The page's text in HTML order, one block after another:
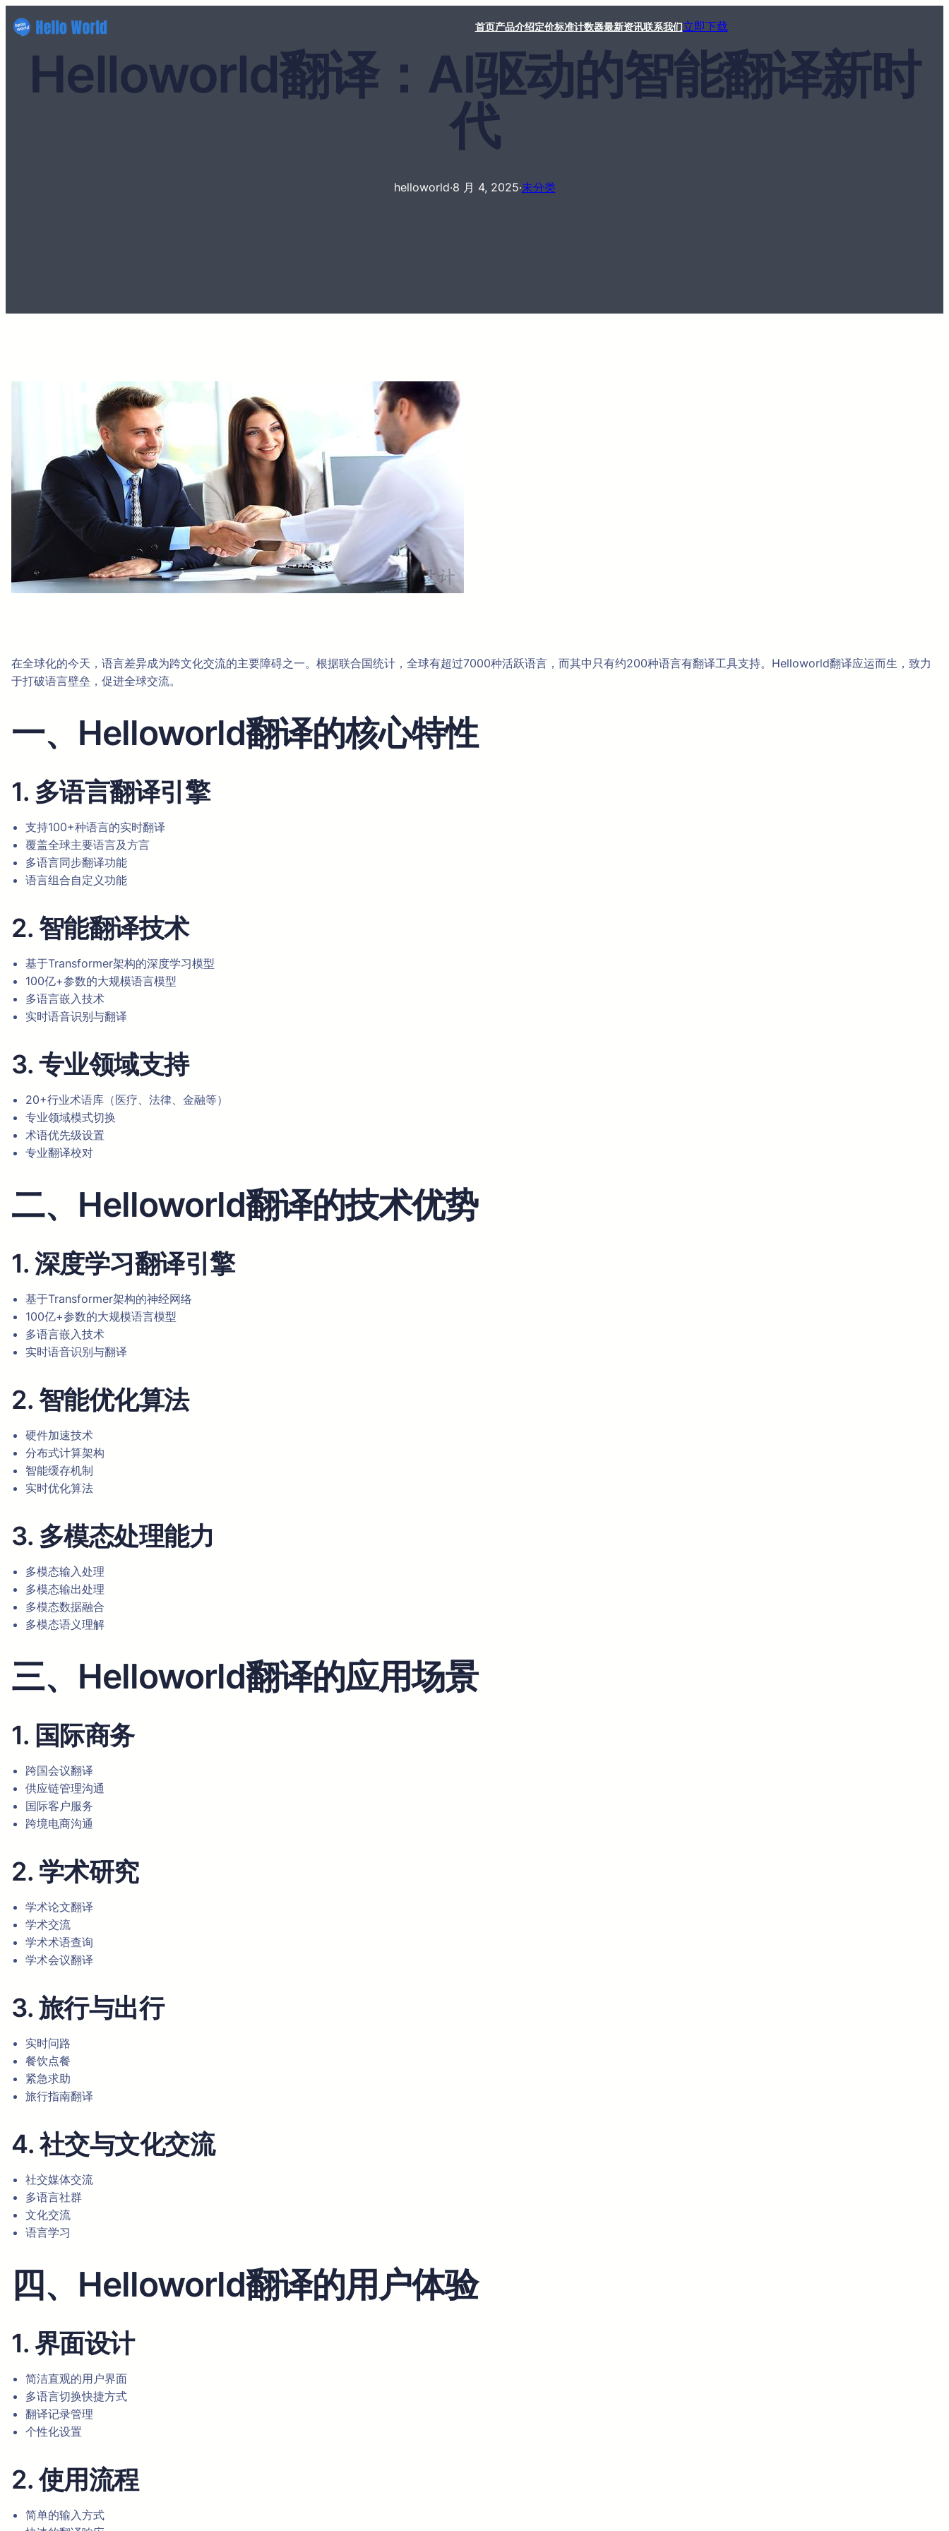
首页产品介绍定价标准计数器最新资讯联系我们立即下载
Helloworld翻译：AI驱动的智能翻译新时
代
helloworld·8 月 4, 2025·未分类
在全球化的今天，语言差异成为跨文化交流的主要障碍之一。根据联合国统计，全球有超过7000种活跃语言，而其中只有约200种语言有翻译工具支持。Helloworld翻译应运而生，致力
于打破语言壁垒，促进全球交流。
一、Helloworld翻译的核心特性
1. 多语言翻译引擎
支持100+种语言的实时翻译
覆盖全球主要语言及方言
多语言同步翻译功能
语言组合自定义功能
2. 智能翻译技术
基于Transformer架构的深度学习模型
100亿+参数的大规模语言模型
多语言嵌入技术
实时语音识别与翻译
3. 专业领域支持
20+行业术语库（医疗、法律、金融等）
专业领域模式切换
术语优先级设置
专业翻译校对
二、Helloworld翻译的技术优势
1. 深度学习翻译引擎
基于Transformer架构的神经网络
100亿+参数的大规模语言模型
多语言嵌入技术
实时语音识别与翻译
2. 智能优化算法
硬件加速技术
分布式计算架构
智能缓存机制
实时优化算法
3. 多模态处理能力
多模态输入处理
多模态输出处理
多模态数据融合
多模态语义理解
三、Helloworld翻译的应用场景
1. 国际商务
跨国会议翻译
供应链管理沟通
国际客户服务
跨境电商沟通
2. 学术研究
学术论文翻译
学术交流
学术术语查询
学术会议翻译
3. 旅行与出行
实时问路
餐饮点餐
紧急求助
旅行指南翻译
4. 社交与文化交流
社交媒体交流
多语言社群
文化交流
语言学习
四、Helloworld翻译的用户体验
1. 界面设计
简洁直观的用户界面
多语言切换快捷方式
翻译记录管理
个性化设置
2. 使用流程
简单的输入方式